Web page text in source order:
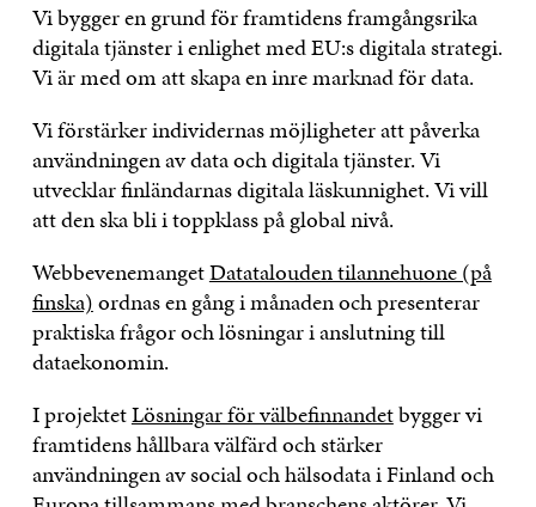
Vi bygger en grund för framtidens framgångsrika
digitala tjänster i enlighet med EU:s digitala strategi.
Vi är med om att skapa en inre marknad för data.
Vi förstärker individernas möjligheter att påverka
användningen av data och digitala tjänster. Vi
utvecklar finländarnas digitala läskunnighet. Vi vill
att den ska bli i toppklass på global nivå.
WebbevenemangetDatatalouden tilannehuone (på
finska)ordnas en gång i månaden och presenterar
praktiska frågor och lösningar i anslutning till
dataekonomin.
I projektetLösningar för välbefinnandetbygger vi
framtidens hållbara välfärd och stärker
användningen av social och hälsodata i Finland och